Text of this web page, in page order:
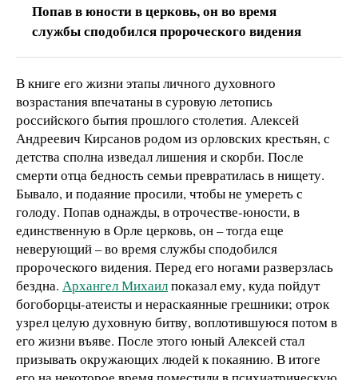
Попав в юности в церковь, он во время
службы сподобился пророческого видения
В книге его жизни этапы личного духовного
возрастания впечатаны в суровую летопись
российского бытия прошлого столетия. Алексей
Андреевич Кирсанов родом из орловских крестьян, с
детства сполна изведал лишения и скорби. После
смерти отца бедность семьи превратилась в нищету.
Бывало, и подаяние просили, чтобы не умереть с
голоду. Попав однажды, в отрочестве-юности, в
единственную в Орле церковь, он – тогда еще
неверующий – во время службы сподобился
пророческого видения. Перед его ногами разверзлась
бездна. Архангел Михаилпоказал ему, куда пойдут
богоборцы-атеисты и нераскаянные грешники; отрок
узрел целую духовную битву, воплотившуюся потом в
его жизни въяве. После этого юный Алексей стал
призывать окружающих людей к покаянию. В итоге